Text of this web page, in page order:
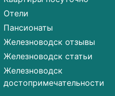
Отели
Пансионаты
Железноводск отзывы
Железноводск статьи
Железноводск
достопримечательности